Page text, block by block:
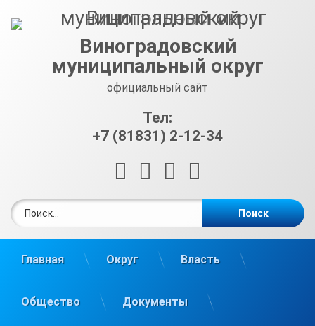
Виноградовский
муниципальный округ
официальный сайт
Тел:
+7 (81831) 2-12-34
RSS E-mailВКонтакте
Главная Округ Власть
Общество Документы